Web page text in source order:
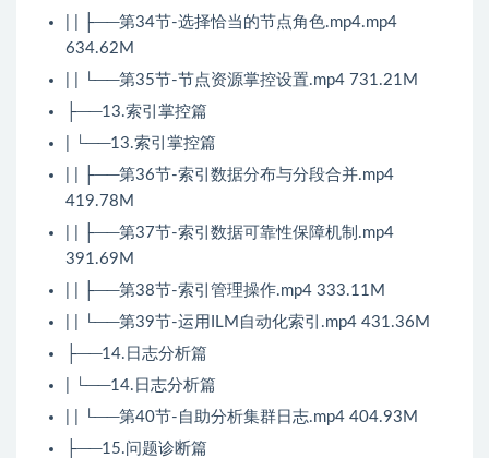
| | ├──第34节-选择恰当的节点角色.mp4.mp4
634.62M
| | └──第35节-节点资源掌控设置.mp4 731.21M
├──13.索引掌控篇
| └──13.索引掌控篇
| | ├──第36节-索引数据分布与分段合并.mp4
419.78M
| | ├──第37节-索引数据可靠性保障机制.mp4
391.69M
| | ├──第38节-索引管理操作.mp4 333.11M
| | └──第39节-运用ILM自动化索引.mp4 431.36M
├──14.日志分析篇
| └──14.日志分析篇
| | └──第40节-自助分析集群日志.mp4 404.93M
├──15.问题诊断篇